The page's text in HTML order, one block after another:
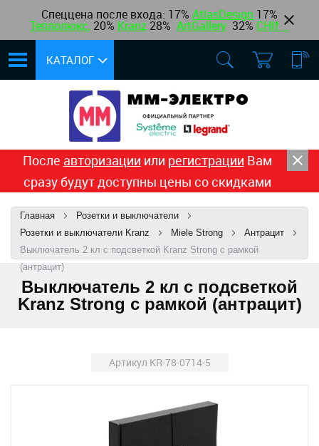
Спеццена после входа: 17% AtlasDesign 17%
Теплолюкс, 20% Kranz 28% ArtGallery 32% CHINT
КАТАЛОГ
После авторизации или регистрации Вам
сразу будут доступны цены со скидками
Главная
Розетки и выключатели
Розетки и выключатели Kranz
Miele Strong
Антрацит
Выключатель 2 кл с подсветкой Kranz Strong c рамкой
(антрацит)
Выключатель 2 кл с подсветкой
Kranz Strong c рамкой (антрацит)
Артикул KR-78-0714-5